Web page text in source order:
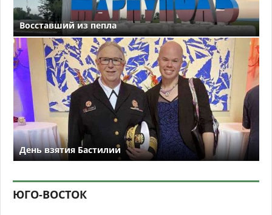
Восставший из пепла
День взятия Бастилии
ЮГО-ВОСТОК